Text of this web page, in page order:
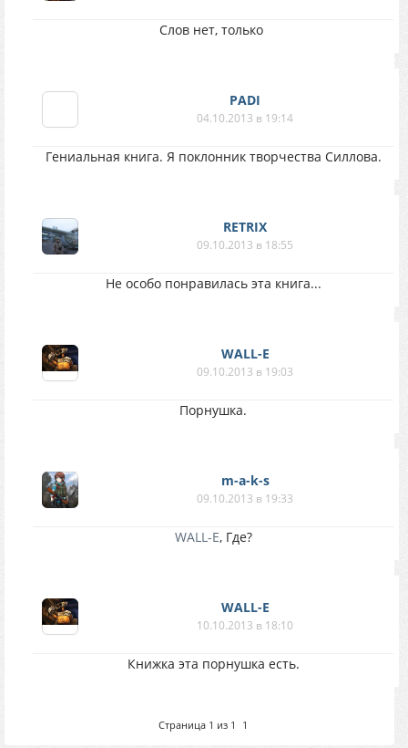
Слов нет, только
PADI
04.10.2013 в 19:14
Гениальная книга. Я поклонник творчества Силлова.
RETRIX
09.10.2013 в 18:55
Не особо понравилась эта книга...
WALL-E
09.10.2013 в 19:03
Порнушка.
m-a-k-s
09.10.2013 в 19:33
WALL-E, Где?
WALL-E
10.10.2013 в 18:10
Книжка эта порнушка есть.
Страница 1 из 1 1